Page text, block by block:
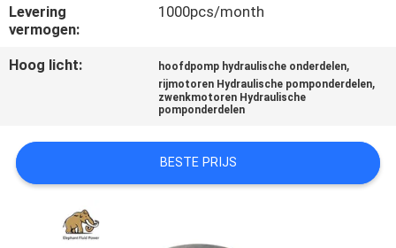
NIEUWS
SITEMAP
PRIVACY
POLICY
Levering
vermogen:
1000pcs/month
Hoog licht: hoofdpomp hydraulische onderdelen,
rijmotoren Hydraulische pomponderdelen,
zwenkmotoren Hydraulische
pomponderdelen
BESTE PRIJS